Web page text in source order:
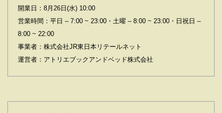
開業日：8月26日(水) 10:00
営業時間：平日 – 7:00 ~ 23:00・土曜 – 8:00 ~ 23:00・日祝日 –
8:00 ~ 22:00
事業者：株式会社JR東日本リテールネット
運営者：アトリエブックアンドベッド株式会社